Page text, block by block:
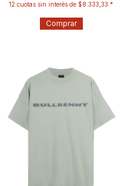
12 cuotas sin interés de $8.333,33
Comprar